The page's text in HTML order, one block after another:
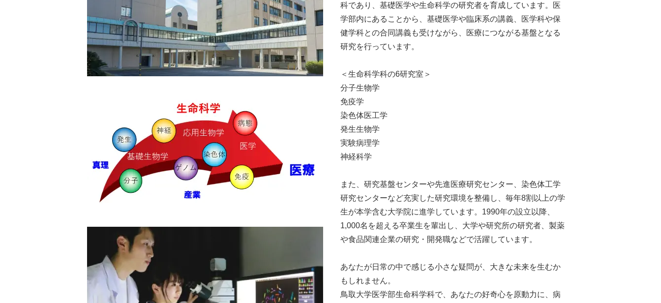
科であり、基礎医学や⽣命科学の研究者を育成しています。医
学部内にあることから、基礎医学や臨床系の講義、医学科や保
健学科との合同講義も受けながら、医療につながる基盤となる
研究を⾏っています。
＜⽣命科学科の6研究室＞
分⼦⽣物学
免疫学
染色体医工学
発⽣⽣物学
実験病理学
神経科学
また、研究基盤センターや先進医療研究センター、染⾊体⼯学
研究センターなど充実した研究環境を整備し、毎年8割以上の学
⽣が本学含む⼤学院に進学しています。1990年の設⽴以降、
1,000名を超える卒業⽣を輩出し、⼤学や研究所の研究者、製薬
や⾷品関連企業の研究・開発職などで活躍しています。
あなたが⽇常の中で感じる⼩さな疑問が、⼤きな未来を⽣むか
もしれません。
⿃取⼤学医学部⽣命科学科で、あなたの好奇⼼を原動⼒に、病